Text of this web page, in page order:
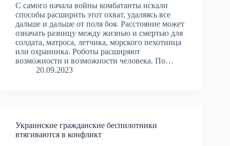
С самого начала войны комбатанты искали
способы расширить этот охват, удаляясь все
дальше и дальше от поля боя. Расстояние может
означать разницу между жизнью и смертью для
солдата, матроса, летчика, морского пехотинца
или охранника. Роботы расширяют
возможности и возможности человека. По…
20.09.2023
Украинские гражданские беспилотники
втягиваются в конфликт